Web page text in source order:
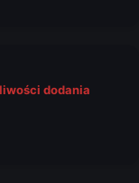
dodania